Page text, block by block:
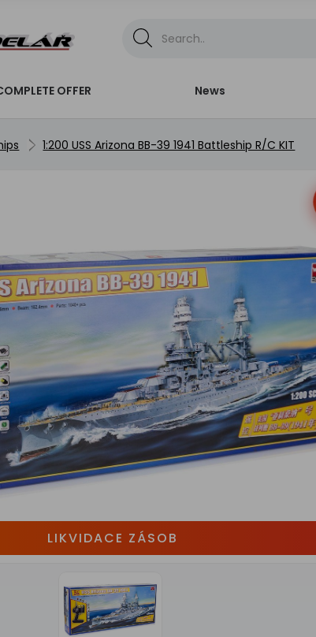
OFFER News
1:200 USS Arizona BB-39 1941 Battleship R/C KIT
LIKVIDACE ZÁSOB